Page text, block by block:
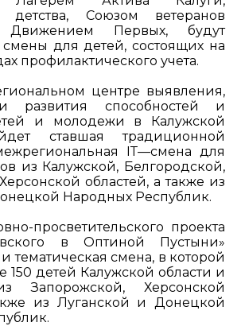
детства, Союзом ветеранов
Движением Первых, будут
для детей, состоящих на
профилактического учета.
центре выявления,
развития способностей и
и молодежи в Калужской
ставшая традиционной
IТ—смена для
из Калужской, Белгородской,
областей, а также из
Народных Республик.
просветительского проекта
в Оптиной Пустыни»
тематическая смена, в которой
150 детей Калужской области и
Запорожской, Херсонской
из Луганской и Донецкой